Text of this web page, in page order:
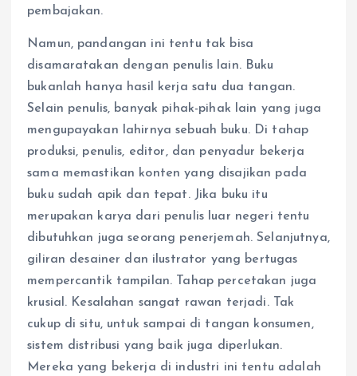
pembajakan.
Namun, pandangan ini tentu tak bisa
disamaratakan dengan penulis lain. Buku
bukanlah hanya hasil kerja satu dua tangan.
Selain penulis, banyak pihak-pihak lain yang juga
mengupayakan lahirnya sebuah buku. Di tahap
produksi, penulis, editor, dan penyadur bekerja
sama memastikan konten yang disajikan pada
buku sudah apik dan tepat. Jika buku itu
merupakan karya dari penulis luar negeri tentu
dibutuhkan juga seorang penerjemah. Selanjutnya,
giliran desainer dan ilustrator yang bertugas
mempercantik tampilan. Tahap percetakan juga
krusial. Kesalahan sangat rawan terjadi. Tak
cukup di situ, untuk sampai di tangan konsumen,
sistem distribusi yang baik juga diperlukan.
Mereka yang bekerja di industri ini tentu adalah